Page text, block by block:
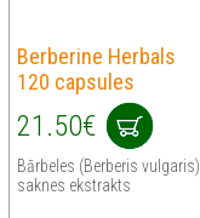
Berberine Herbals
120 capsules
21.50€
Bārbeles (Berberis vulgaris)
saknes ekstrakts